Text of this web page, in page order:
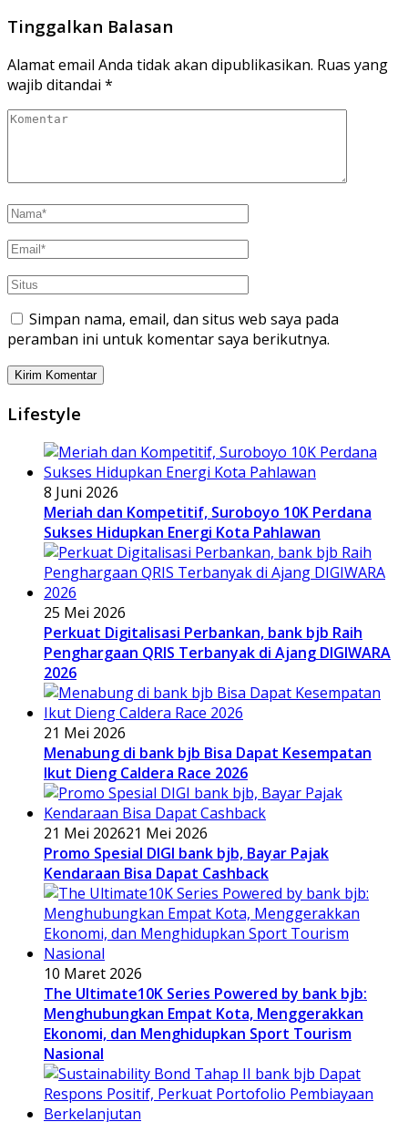
Tinggalkan Balasan
Alamat email Anda tidak akan dipublikasikan. Ruas yang
wajib ditandai *
Simpan nama, email, dan situs web saya pada
peramban ini untuk komentar saya berikutnya.
Lifestyle
8 Juni 2026
Meriah dan Kompetitif, Suroboyo 10K Perdana
Sukses Hidupkan Energi Kota Pahlawan
25 Mei 2026
Perkuat Digitalisasi Perbankan, bank bjb Raih
Penghargaan QRIS Terbanyak di Ajang DIGIWARA
2026
21 Mei 2026
Menabung di bank bjb Bisa Dapat Kesempatan
Ikut Dieng Caldera Race 2026
21 Mei 202621 Mei 2026
Promo Spesial DIGI bank bjb, Bayar Pajak
Kendaraan Bisa Dapat Cashback
10 Maret 2026
The Ultimate10K Series Powered by bank bjb:
Menghubungkan Empat Kota, Menggerakkan
Ekonomi, dan Menghidupkan Sport Tourism
Nasional